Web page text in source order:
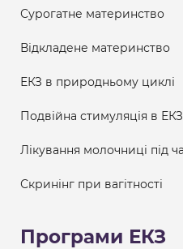
Сурогатне материнство
Відкладене материнство
ЕКЗ в природньому циклі
Подвійна стимуляція в ЕКЗ
Лікування молочниці під
Скринінг при вагітності
Програми ЕКЗ